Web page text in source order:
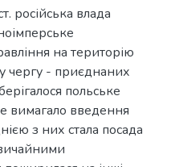
російська влада
на територію
чергу - приєднаних
польське
вимагало введення
з них стала посада